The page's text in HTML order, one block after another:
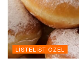
LISTELIST ÖZEL